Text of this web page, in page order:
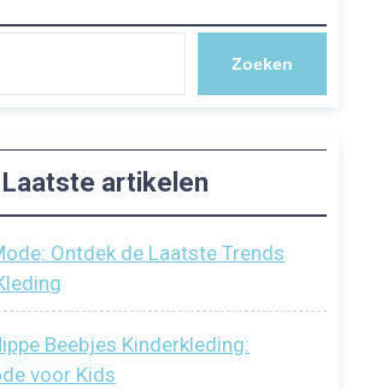
Zoeken
Laatste artikelen
Ontdek de Laatste Trends
Beebjes Kinderkleding:
voor Kids